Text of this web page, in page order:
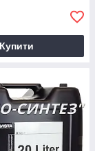
Купити